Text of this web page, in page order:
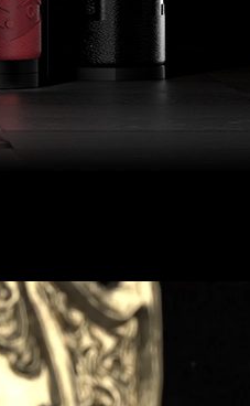
poprzedniej generacji, ale